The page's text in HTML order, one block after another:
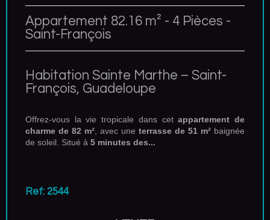
Appartement 82.16 m² - 4 Pièces -
Saint-François
Habitation Sainte Marthe – Saint-
François, Guadeloupe
Offrez-vous la vie tropicale dans cetappartement de
charme de 82 m², avec une terrasse de 51 m² baignée
de soleil. Situé à 5 minutes des...
Ref: 2544